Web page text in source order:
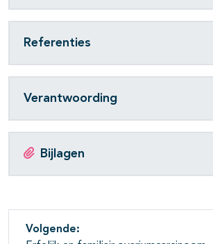
Referenties
Verantwoording
Bijlagen
Volgende: